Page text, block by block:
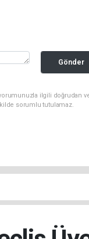
Gönder
ilgili doğrudan
sorumlu tutulamaz.